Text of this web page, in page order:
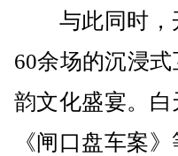
与此同时，
60余场的沉浸
韵文化盛宴。
《闸口盘车案